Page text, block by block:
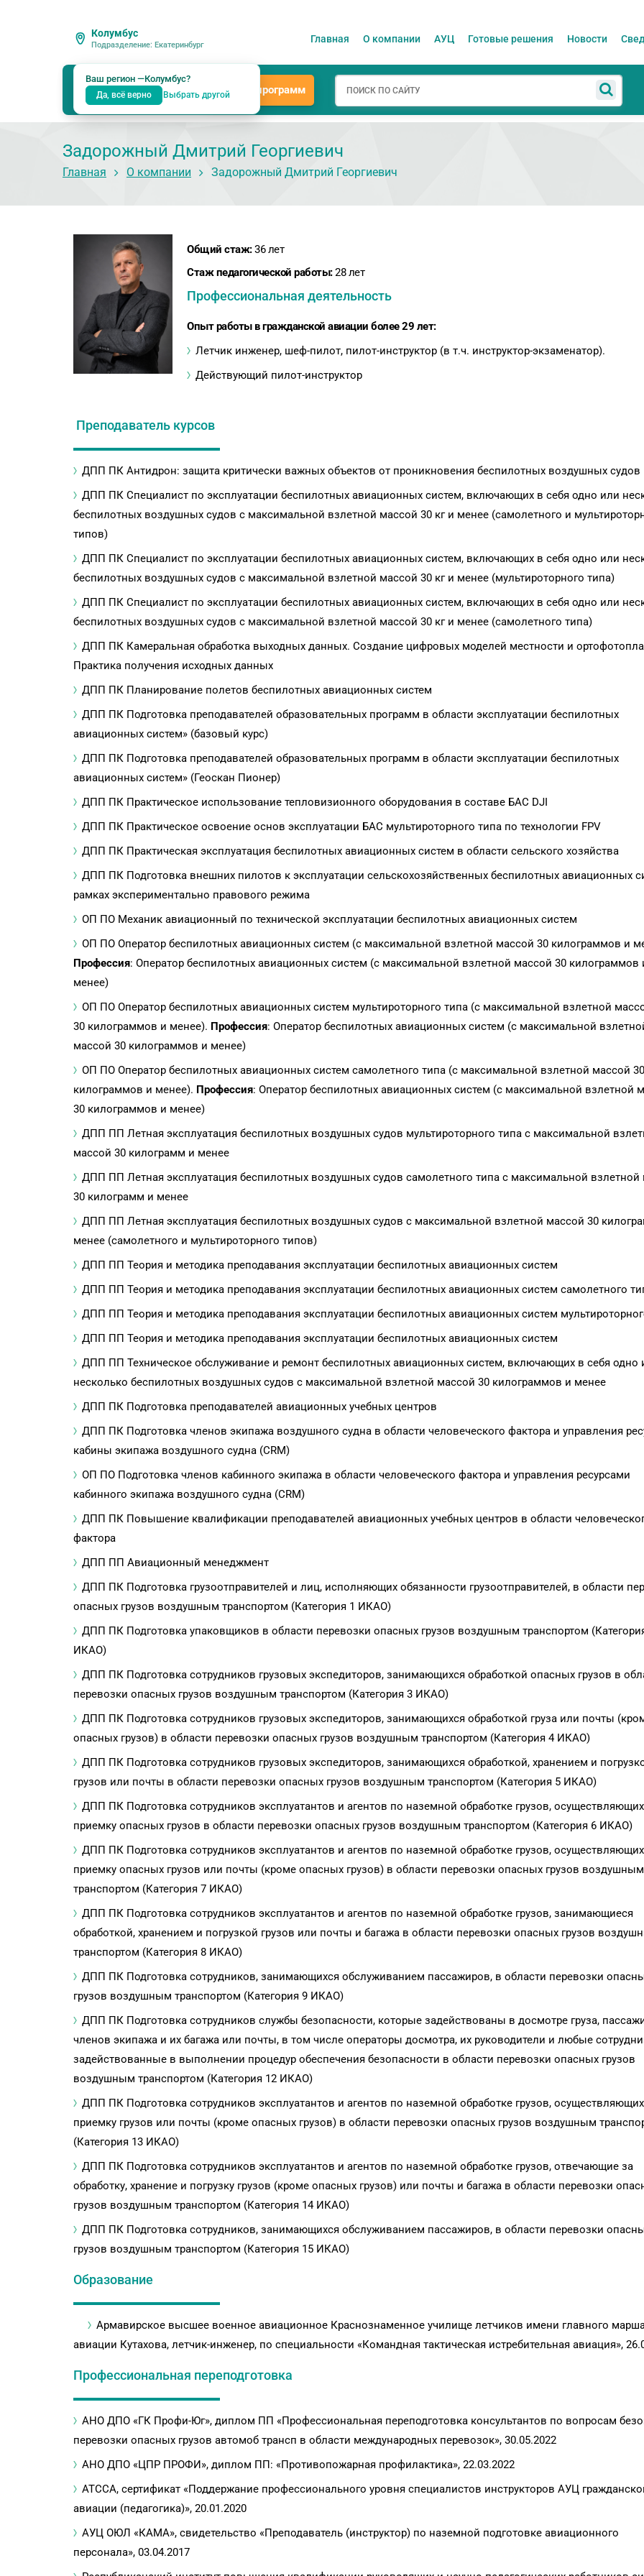
Колумбус
Подразделение: Екатеринбург
Ваш регион —Колумбус?
Да, всё верно Выбрать другой
Главная О компании АУЦ Готовые решения Новости
Каталог программ
Задорожный Дмитрий Георгиевич
Главная О компании Задорожный Дмитрий Георгиевич
Общий стаж:36 лет
Стаж педагогической работы:28 лет
Профессиональная деятельность
Опыт работы в гражданской авиации более 29 лет:
Летчик инженер, шеф-пилот, пилот-инструктор (в т.ч. инструктор-экзаменатор).
Действующий пилот-инструктор
Преподаватель курсов
ДПП ПК Антидрон: защита критически важных объектов от проникновения беспилотных воздушных судов
ДПП ПК Специалист по эксплуатации беспилотных авиационных систем, включающих в себя одно или
беспилотных воздушных судов с максимальной взлетной массой 30 кг и менее (самолетного и
типов)
ДПП ПК Специалист по эксплуатации беспилотных авиационных систем, включающих в себя одно или
беспилотных воздушных судов с максимальной взлетной массой 30 кг и менее (мультироторного типа)
ДПП ПК Специалист по эксплуатации беспилотных авиационных систем, включающих в себя одно или
беспилотных воздушных судов с максимальной взлетной массой 30 кг и менее (самолетного типа)
ДПП ПК Камеральная обработка выходных данных. Создание цифровых моделей местности и
Практика получения исходных данных
ДПП ПК Планирование полетов беспилотных авиационных систем
ДПП ПК Подготовка преподавателей образовательных программ в области эксплуатации беспилотных
авиационных систем» (базовый курс)
ДПП ПК Подготовка преподавателей образовательных программ в области эксплуатации беспилотных
авиационных систем» (Геоскан Пионер)
ДПП ПК Практическое использование тепловизионного оборудования в составе БАС DJI
ДПП ПК Практическое освоение основ эксплуатации БАС мультироторного типа по технологии FPV
ДПП ПК Практическая эксплуатация беспилотных авиационных систем в области сельского хозяйства
ДПП ПК Подготовка внешних пилотов к эксплуатации сельскохозяйственных беспилотных авиационных
рамках экспериментально правового режима
ОП ПО Механик авиационный по технической эксплуатации беспилотных авиационных систем
ОП ПО Оператор беспилотных авиационных систем (с максимальной взлетной массой 30 килограммов и
Профессия: Оператор беспилотных авиационных систем (с максимальной взлетной массой 30 килограммов
менее)
ОП ПО Оператор беспилотных авиационных систем мультироторного типа (с максимальной взлетной
30 килограммов и менее). Профессия: Оператор беспилотных авиационных систем (с максимальной
массой 30 килограммов и менее)
ОП ПО Оператор беспилотных авиационных систем самолетного типа (с максимальной взлетной массой 30
килограммов и менее). Профессия: Оператор беспилотных авиационных систем (с максимальной взлетной
30 килограммов и менее)
ДПП ПП Летная эксплуатация беспилотных воздушных судов мультироторного типа с максимальной
массой 30 килограмм и менее
ДПП ПП Летная эксплуатация беспилотных воздушных судов самолетного типа с максимальной взлетной
30 килограмм и менее
ДПП ПП Летная эксплуатация беспилотных воздушных судов с максимальной взлетной массой 30
менее (самолетного и мультироторного типов)
ДПП ПП Теория и методика преподавания эксплуатации беспилотных авиационных систем
ДПП ПП Теория и методика преподавания эксплуатации беспилотных авиационных систем самолетного
ДПП ПП Теория и методика преподавания эксплуатации беспилотных авиационных систем
ДПП ПП Теория и методика преподавания эксплуатации беспилотных авиационных систем
ДПП ПП Техническое обслуживание и ремонт беспилотных авиационных систем, включающих в себя одно
несколько беспилотных воздушных судов с максимальной взлетной массой 30 килограммов и менее
ДПП ПК Подготовка преподавателей авиационных учебных центров
ДПП ПК Подготовка членов экипажа воздушного судна в области человеческого фактора и управления
кабины экипажа воздушного судна (CRM)
ОП ПО Подготовка членов кабинного экипажа в области человеческого фактора и управления ресурсами
кабинного экипажа воздушного судна (CRM)
ДПП ПК Повышение квалификации преподавателей авиационных учебных центров в области
фактора
ДПП ПП Авиационный менеджмент
ДПП ПК Подготовка грузоотправителей и лиц, исполняющих обязанности грузоотправителей, в области
опасных грузов воздушным транспортом (Категория 1 ИКАО)
ДПП ПК Подготовка упаковщиков в области перевозки опасных грузов воздушным транспортом
ИКАО)
ДПП ПК Подготовка сотрудников грузовых экспедиторов, занимающихся обработкой опасных грузов в
перевозки опасных грузов воздушным транспортом (Категория 3 ИКАО)
ДПП ПК Подготовка сотрудников грузовых экспедиторов, занимающихся обработкой груза или почты
опасных грузов) в области перевозки опасных грузов воздушным транспортом (Категория 4 ИКАО)
ДПП ПК Подготовка сотрудников грузовых экспедиторов, занимающихся обработкой, хранением и
грузов или почты в области перевозки опасных грузов воздушным транспортом (Категория 5 ИКАО)
ДПП ПК Подготовка сотрудников эксплуатантов и агентов по наземной обработке грузов, осуществляющих
приемку опасных грузов в области перевозки опасных грузов воздушным транспортом (Категория 6 ИКАО)
ДПП ПК Подготовка сотрудников эксплуатантов и агентов по наземной обработке грузов, осуществляющих
приемку опасных грузов или почты (кроме опасных грузов) в области перевозки опасных грузов воздушным
транспортом (Категория 7 ИКАО)
ДПП ПК Подготовка сотрудников эксплуатантов и агентов по наземной обработке грузов, занимающиеся
обработкой, хранением и погрузкой грузов или почты и багажа в области перевозки опасных грузов
транспортом (Категория 8 ИКАО)
ДПП ПК Подготовка сотрудников, занимающихся обслуживанием пассажиров, в области перевозки
грузов воздушным транспортом (Категория 9 ИКАО)
ДПП ПК Подготовка сотрудников службы безопасности, которые задействованы в досмотре груза,
членов экипажа и их багажа или почты, в том числе операторы досмотра, их руководители и любые
задействованные в выполнении процедур обеспечения безопасности в области перевозки опасных грузов
воздушным транспортом (Категория 12 ИКАО)
ДПП ПК Подготовка сотрудников эксплуатантов и агентов по наземной обработке грузов, осуществляющих
приемку грузов или почты (кроме опасных грузов) в области перевозки опасных грузов воздушным
(Категория 13 ИКАО)
ДПП ПК Подготовка сотрудников эксплуатантов и агентов по наземной обработке грузов, отвечающие за
обработку, хранение и погрузку грузов (кроме опасных грузов) или почты и багажа в области перевозки
грузов воздушным транспортом (Категория 14 ИКАО)
ДПП ПК Подготовка сотрудников, занимающихся обслуживанием пассажиров, в области перевозки
грузов воздушным транспортом (Категория 15 ИКАО)
Образование
Армавирское высшее военное авиационное Краснознаменное училище летчиков имени главного
авиации Кутахова, летчик-инженер, по специальности «Командная тактическая истребительная авиация»,
Профессиональная переподготовка
АНО ДПО «ГК Профи-Юг», диплом ПП «Профессиональная переподготовка консультантов по вопросам
перевозки опасных грузов автомоб трансп в области международных перевозок», 30.05.2022
АНО ДПО «ЦПР ПРОФИ», диплом ПП: «Противопожарная профилактика», 22.03.2022
АТССА, сертификат «Поддержание профессионального уровня специалистов инструкторов АУЦ
авиации (педагогика)», 20.01.2020
АУЦ ОЮЛ «КАМА», свидетельство «Преподаватель (инструктор) по наземной подготовке авиационного
персонала», 03.04.2017